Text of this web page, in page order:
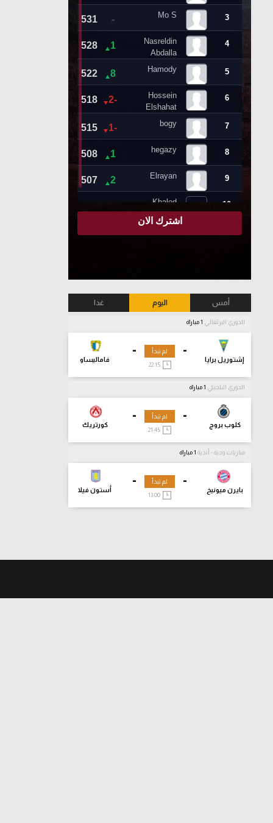
أمس اليوم غدا
الدوري البرتغالي
-
إشتوريل برايا
-
فاماليساو
لم تبدأ
22:15
الدوري البلجيكي
-
كلوب بروج
-
كورتريك
لم تبدأ
مباريات ودية - أندية
-
بايرن ميونيخ
-
أستون فيلا
لم تبدأ